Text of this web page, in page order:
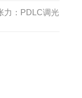
力：PDLC调光